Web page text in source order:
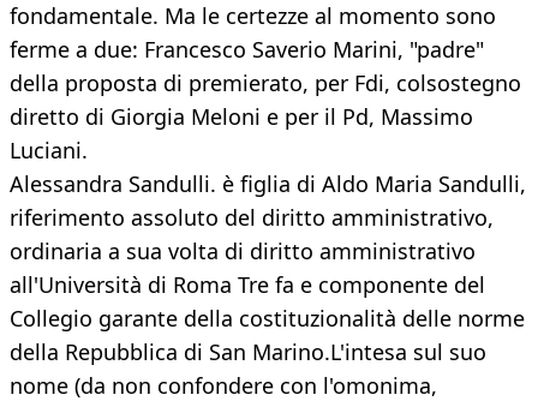
fondamentale. Ma le certezze al momento sono
ferme a due: Francesco Saverio Marini, "padre"
della proposta di premierato, per Fdi, colsostegno
diretto di Giorgia Meloni e per il Pd, Massimo
Luciani.
Alessandra Sandulli. è figlia di Aldo Maria Sandulli,
riferimento assoluto del diritto amministrativo,
ordinaria a sua volta di diritto amministrativo
all'Università di Roma Tre fa e componente del
Collegio garante della costituzionalità delle norme
della Repubblica di San Marino.L'intesa sul suo
nome (da non confondere con l'omonima,